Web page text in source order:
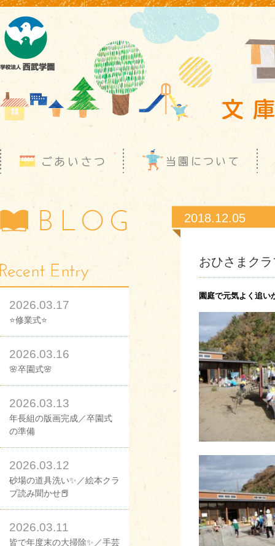
2026.03.17
⭐修業式⭐
2026.03.16
🌸卒園式🌸
2026.03.13
年長組の版画完成／卒園式
の準備
2026.03.12
砂場の道具洗い✨／絵本クラ
ブ読み聞かせ📕
2026.03.11
皆で年度末の大掃除✨／手芸
2018.12.05
おひさまク
園庭で元気よく追